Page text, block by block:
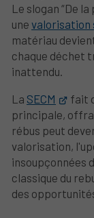
Le slogan “De
une valorisation
matériau
chaque déchet
inattendu.
La SECM
fait
principale,
rébus peut
valorisation,
insoupçonnées
classique du
des